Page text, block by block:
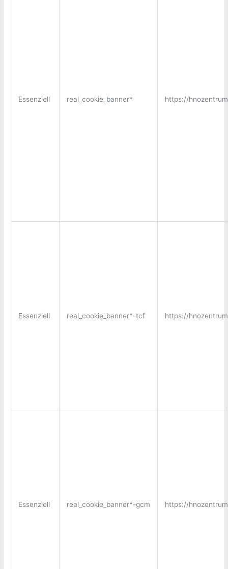
Essenziell real_cookie_banner* https://
Essenziell real_cookie_banner*-tcf https://
Essenziell real_cookie_banner*-gcm https://